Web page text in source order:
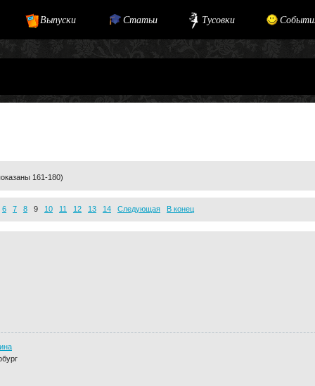
Выпуски Статьи Тусовки
161-180)
6 7 8 9 10 11 12 13 14 Следующая В конец